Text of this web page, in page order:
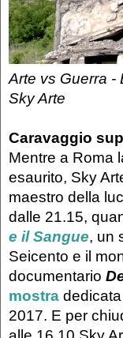
Arte vs Guerra -
Sky Arte
Caravaggio
Mentre a Roma
esaurito, Sky
maestro della
dalle 21.15,
e il Sangue, un
Seicento e il
documentario
mostra
2017. E per